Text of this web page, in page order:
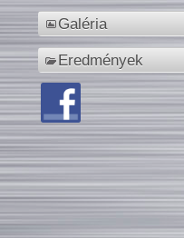
Galéria
Eredmények